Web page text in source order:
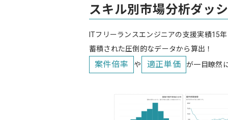
スキル別市場分析ダッ
ITフリーランスエンジニアの支援実績15
蓄積された圧倒的なデータから算出！
案件倍率 や 適正単価 が一目瞭然